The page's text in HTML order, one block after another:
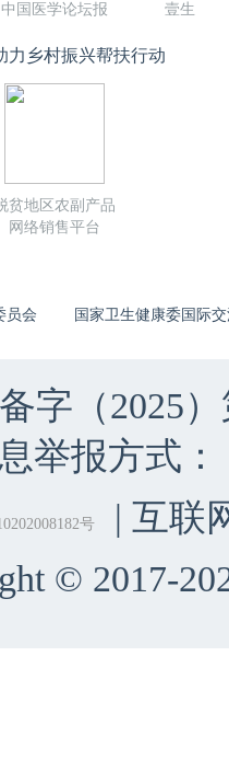
中国医学论坛报 壹生
力乡村振兴帮扶行动
贫地区农副产品
网络销售平台
员会 国家卫生健康委国际
字（2025
举报方式：
号
| 互联
© 2017-